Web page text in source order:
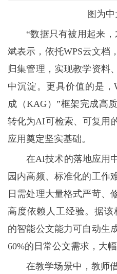
图为
“数据只有被用起来
斌表示，依托WPS云文档
归集管理，实现教学资料
中沉淀。更具价值的是，
成（KAG）”框架完成高
转化为AI可检索、可复用
应用奠定坚实基础。
在AI技术的落地应用
园内高频、标准化的工作
日需处理大量格式严苛、
高度依赖人工经验。据该
的智能公文能力可自动生
60%的日常公文需求，大
在教学场景中，教师